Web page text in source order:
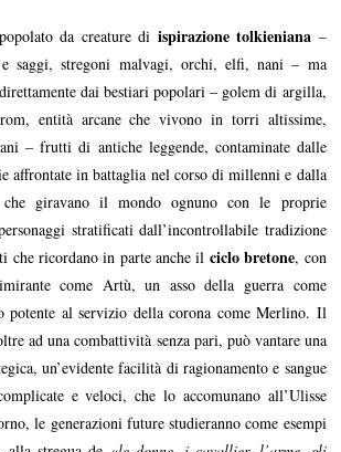
da creature di ispirazione tolkieniana –
saggi, stregoni malvagi, orchi, elfi, nani – ma
dai bestiari popolari – golem di argilla,
entità arcane che vivono in torri altissime,
– frutti di antiche leggende, contaminate dalle
affrontate in battaglia nel corso di millenni e dalla
giravano il mondo ognuno con le proprie
stratificati dall’incontrollabile tradizione
che ricordano in parte anche il ciclo bretone, con
come Artù, un asso della guerra come
potente al servizio della corona come Merlino. Il
ad una combattività senza pari, può vantare una
un’evidente facilità di ragionamento e sangue
e veloci, che lo accomunano all’Ulisse
le generazioni future studieranno come esempi